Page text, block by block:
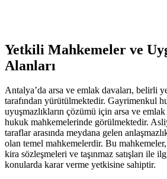
Yetkili Mahkemeler ve​
Alanları
Antalya’da ‍arsa ve emlak davaları, belirli
tarafından yürütülmektedir. Gayrimenkul
uyuşmazlıkların ‌çözümü için arsa ve
hukuk ​mahkemelerinde görülmektedir.‌
taraflar ⁤arasında ‌meydana gelen
olan temel mahkemelerdir. ‍Bu
kira sözleşmeleri ve taşınmaz satışları ile
konularda karar‍ verme yetkisine sahiptir.